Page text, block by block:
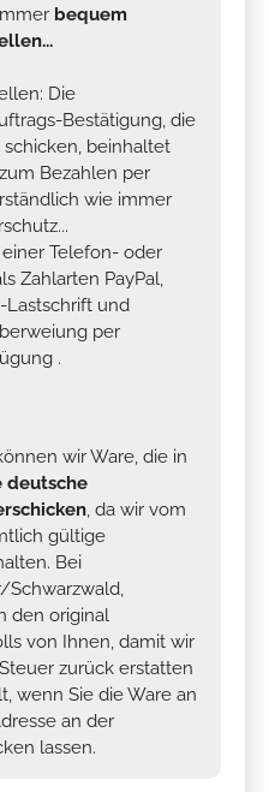
bequem
Die
Bestätigung, die
beinhaltet
Bezahlen per
wie immer
Telefon- oder
Zahlarten PayPal,
Lastschrift und
per
.
wir Ware, die in
deutsche
, da wir vom
gültige
Bei
Schwarzwald,
den original
von Ihnen, damit wir
zurück erstatten
wenn Sie die Ware an
an der
lassen.